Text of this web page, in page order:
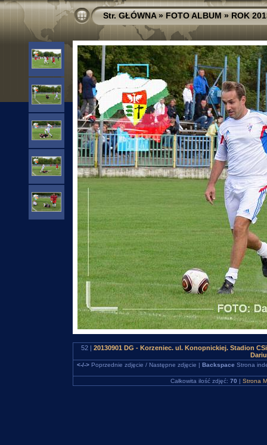
Str. GŁÓWNA»FOTO ALBUM»ROK
52 | 20130901 DG - Korzeniec. ul. Konopnickiej. Stadion
<-/->Poprzednie zdjęcie / Następne zdjęcie | Backspace Strona
Całkowita ilość zdjęć: 70 | Strona